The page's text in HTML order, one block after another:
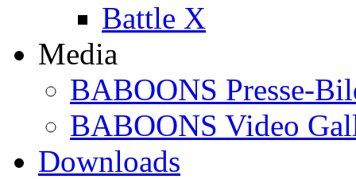
Battle X
Media
BABOONS Presse-
BABOONS Video
Downloads